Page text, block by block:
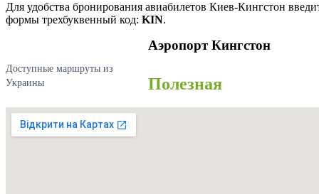
Для удобства бронирования авиабилетов Киев-Кингстон
формы трехбуквенный код: KIN.
Доступные маршруты из
Украины
Аэропорт Кингстон
Полезная